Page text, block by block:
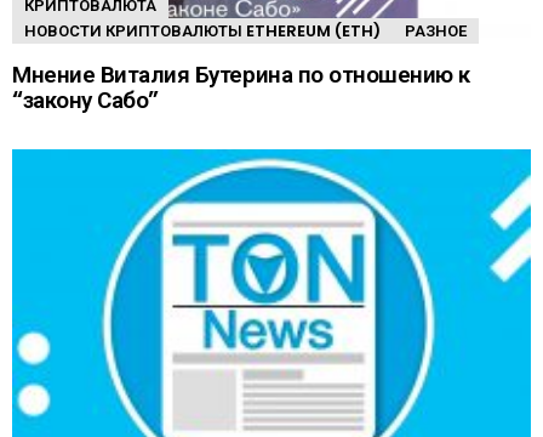
КРИПТОВАЛЮТА
НОВОСТИ КРИПТОВАЛЮТЫ ETHEREUM (ETH)
РАЗНОЕ
Мнение Виталия Бутерина по отношению к
“закону Сабо”